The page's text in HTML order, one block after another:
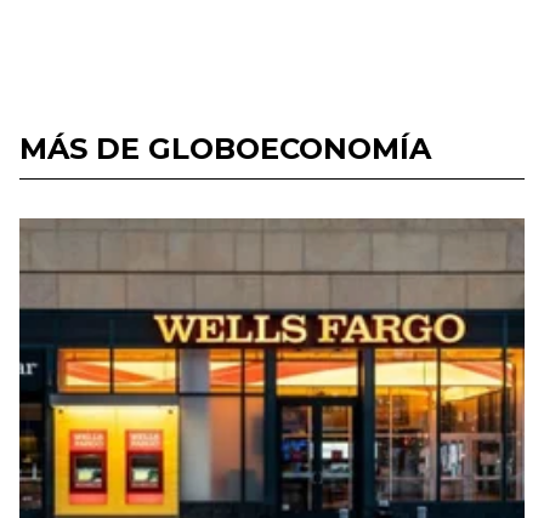
MÁS DE GLOBOECONOMÍA